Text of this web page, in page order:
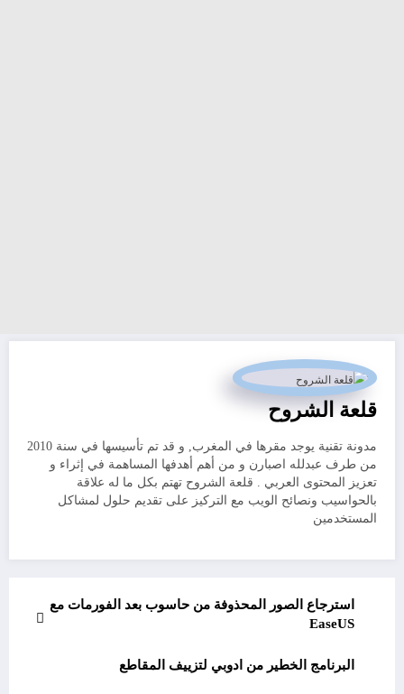
قلعة الشروح
مدونة تقنية يوجد مقرها في المغرب, و قد تم تأسيسها في سنة 2010
من طرف عبدلله اصبارن و من أهم أهدفها المساهمة في إثراء و
تعزيز المحتوى العربي . قلعة الشروح تهتم بكل ما له علاقة
بالحواسيب ونصائح الويب مع التركيز على تقديم حلول لمشاكل
المستخدمين
استرجاع الصور المحذوفة من حاسوب بعد الفورمات مع
EaseUS
البرنامج الخطير من ادوبي لتزييف المقاطع